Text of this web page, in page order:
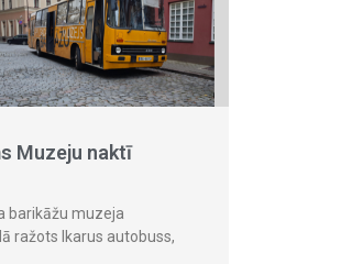
Muzeju naktī
barikāžu muzeja
ražots Ikarus autobuss,